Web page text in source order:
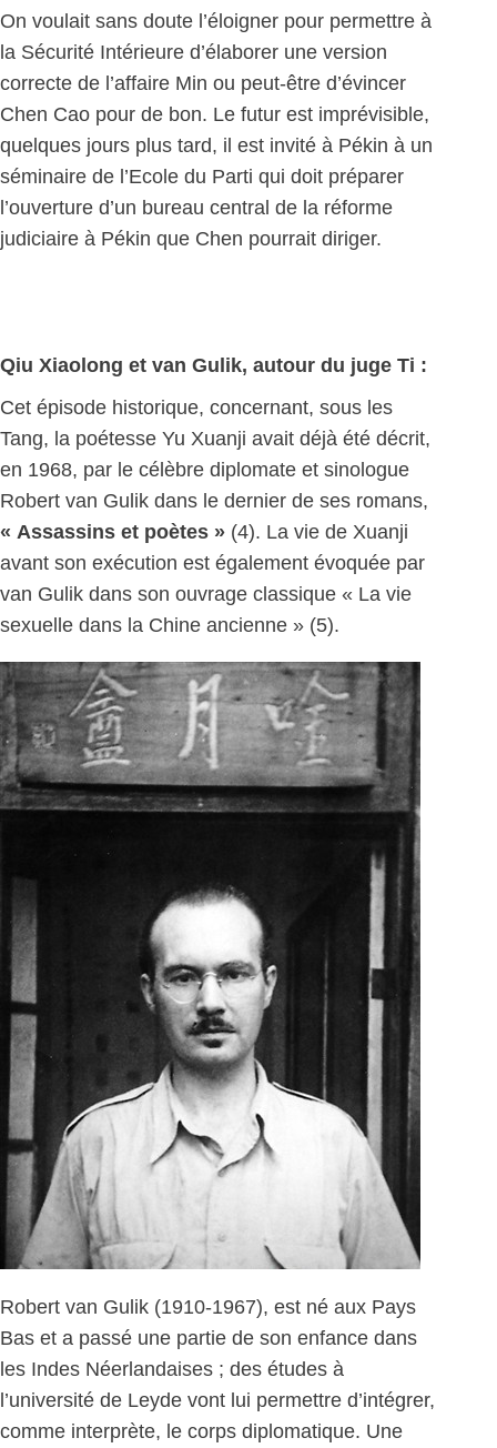
On voulait sans doute l’éloigner pour permettre à
la Sécurité Intérieure d’élaborer une version
correcte de l’affaire Min ou peut-être d’évincer
Chen Cao pour de bon. Le futur est imprévisible,
quelques jours plus tard, il est invité à Pékin à un
séminaire de l’Ecole du Parti qui doit préparer
l’ouverture d’un bureau central de la réforme
judiciaire à Pékin que Chen pourrait diriger.
Qiu Xiaolong et van Gulik, autour du juge Ti :
Cet épisode historique, concernant, sous les
Tang, la poétesse Yu Xuanji avait déjà été décrit,
en 1968, par le célèbre diplomate et sinologue
Robert van Gulik dans le dernier de ses romans,
« Assassins et poètes » (4). La vie de Xuanji
avant son exécution est également évoquée par
van Gulik dans son ouvrage classique « La vie
sexuelle dans la Chine ancienne » (5).
Robert van Gulik (1910-1967), est né aux Pays
Bas et a passé une partie de son enfance dans
les Indes Néerlandaises ; des études à
l’université de Leyde vont lui permettre d’intégrer,
comme interprète, le corps diplomatique. Une